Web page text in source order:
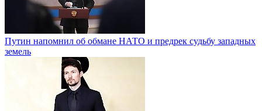
Путин напомнил об обмане НАТО и предрек судьбу западных
земель